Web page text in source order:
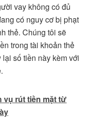
vay không có đủ
có nguy cơ bị phạt
thẻ. Chúng tôi sẽ
trong tài khoản thẻ
số tiền này kèm với
vụ rút tiền mặt từ